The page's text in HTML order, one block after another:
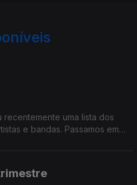
uma lista dos
e bandas. Passamos em